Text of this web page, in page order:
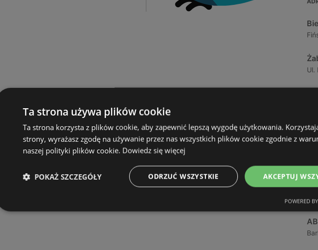
Ul.
Ul.
Ta strona używa plików cookie
Ta strona korzysta z plików cookie, aby zapewnić lepszą wygodę użytkowania.
strony, wyrażasz zgodę na używanie przez nas wszystkich plików cookie zgodnie z
naszej polityki plików cookie. Dowiedz się więcej
AKCEPTUJ
ODRZUĆ WSZYSTKIE
POKAŻ SZCZEGÓŁY
POWERED